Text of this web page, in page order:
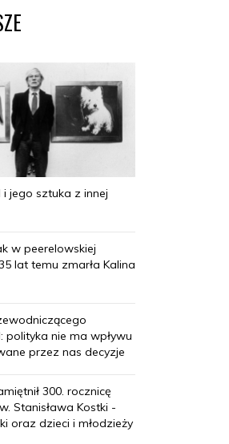
jego sztuka z innej
w peerelowskiej
lat temu zmarła Kalina
polityka nie ma wpływu
przez nas decyzje
300. rocznicę
Stanisława Kostki -
oraz dzieci i młodzieży